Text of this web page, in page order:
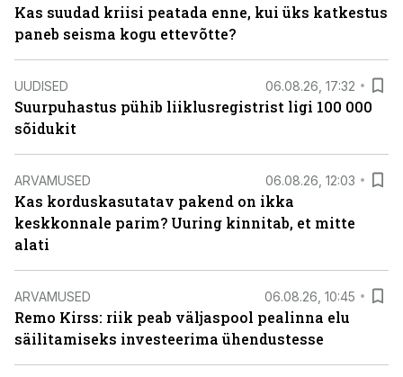
Kas suudad kriisi peatada enne, kui üks katkestus
paneb seisma kogu ettevõtte?
UUDISED 06.08.26, 17:32
Suurpuhastus pühib liiklusregistrist ligi 100 000
sõidukit
ARVAMUSED 06.08.26, 12:03
Kas korduskasutatav pakend on ikka
keskkonnale parim? Uuring kinnitab, et mitte
alati
ARVAMUSED 06.08.26, 10:45
Remo Kirss: riik peab väljaspool pealinna elu
säilitamiseks investeerima ühendustesse